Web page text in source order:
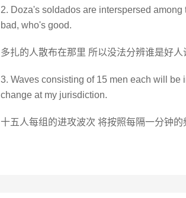
2. Doza's soldados are interspersed
bad, who's good.
多扎的人散布在那里 所以没法分辨谁是好人
3. Waves consisting of 15 men each will
change at my jurisdiction.
十五人每组的进攻波次 将按照每隔一分钟